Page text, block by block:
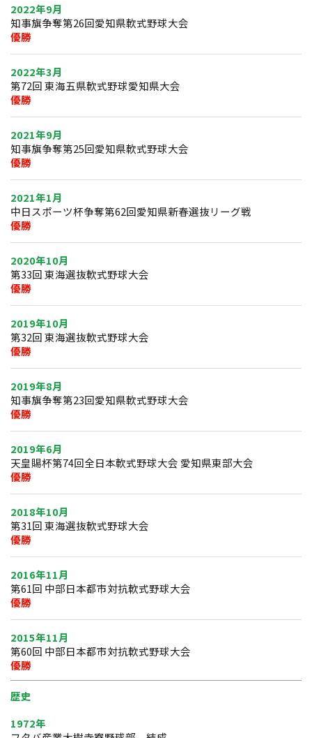
2022年9月
知事旗争奪第26回愛知県軟式野球大会
優勝
2022年3月
第72回 東海五県軟式野球愛知県大会
優勝
2021年9月
知事旗争奪第25回愛知県軟式野球大会
優勝
2021年1月
中日スポーツ杯争奪第62回愛知県新春選抜リーグ戦
優勝
2020年10月
第33回 東海選抜軟式野球大会
優勝
2019年10月
第32回 東海選抜軟式野球大会
優勝
2019年8月
知事旗争奪第23回愛知県軟式野球大会
優勝
2019年6月
天皇賜杯第74回全日本軟式野球大会 愛知県東部大会
優勝
2018年10月
第31回 東海選抜軟式野球大会
優勝
2016年11月
第61回 中部日本都市対抗軟式野球大会
優勝
2015年11月
第60回 中部日本都市対抗軟式野球大会
優勝
歴史
1972年